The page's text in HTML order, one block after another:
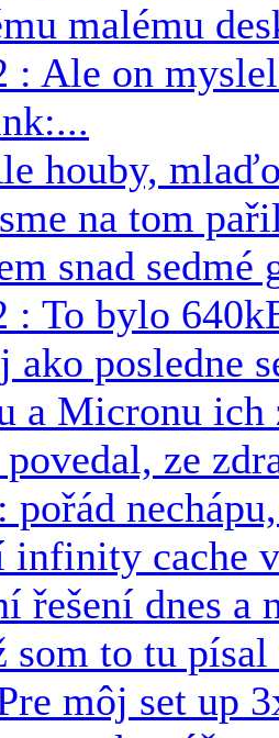
malému
: Ale on
houby,
na tom
snad sedmé
: To bylo
ako posledne
a Micronu
ze
pořád
infinity cache
řešení dnes a
som to tu
môj set up